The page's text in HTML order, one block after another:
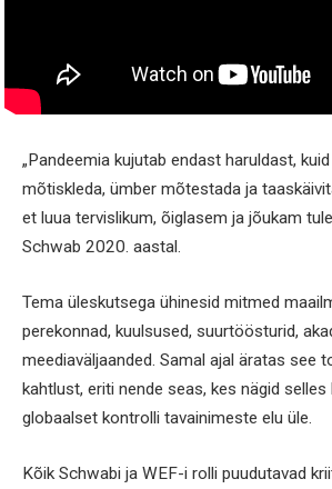
„Pandeemia kujutab endast haruldast,
mõtiskleda, ümber mõtestada ja
et luua tervislikum, õiglasem ja jõukam
Schwab 2020. aastal.
Tema üleskutsega ühinesid mitmed
perekonnad, kuulsused, suurtöösturid,
meediaväljaanded. Samal ajal äratas see
kahtlust, eriti nende seas, kes nägid
globaalset kontrolli tavainimeste elu üle.
Kõik Schwabi ja WEF-i rolli puudutavad